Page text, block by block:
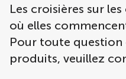
Les croisières sur
où elles
Pour toute question
produits, veuillez